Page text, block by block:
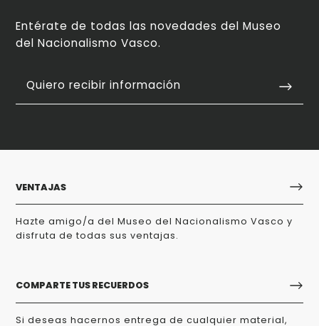
Entérate de todas las novedades del Museo
del Nacionalismo Vasco.
Quiero recibir información
VENTAJAS
Hazte amigo/a del Museo del Nacionalismo Vasco y
disfruta de todas sus ventajas.
COMPARTE TUS RECUERDOS
Si deseas hacernos entrega de cualquier material,